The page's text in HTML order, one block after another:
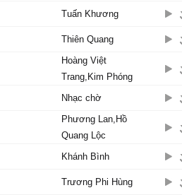
Tuấn Khương
Thiên Quang
Hoàng Việt
Trang,Kim Phóng
Nhạc chờ
Phương Lan,Hồ
Quang Lộc
Khánh Bình
Trương Phi Hùng